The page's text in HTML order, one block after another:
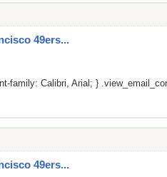
49ers...
family: Calibri, Arial; }
49ers...